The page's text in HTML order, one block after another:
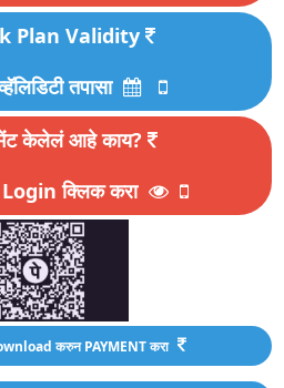
Plan Validity
तपासा
केलेलं आहे काय?
क्लिक करा
करुन PAYMENT करा